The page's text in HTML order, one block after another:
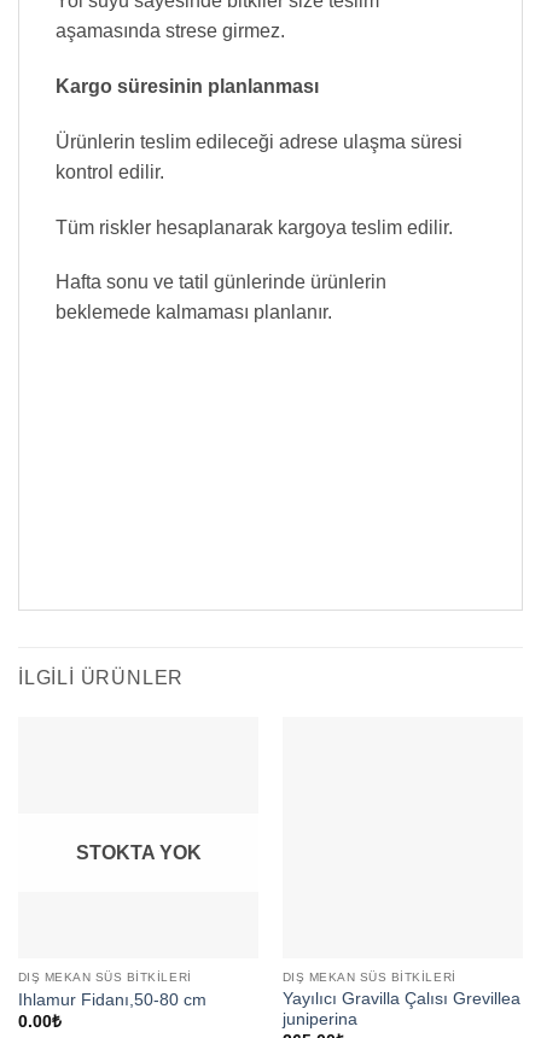
aşamasında strese girmez.
Kargo süresinin planlanması
Ürünlerin teslim edileceği adrese ulaşma süresi
kontrol edilir.
Tüm riskler hesaplanarak kargoya teslim edilir.
Hafta sonu ve tatil günlerinde ürünlerin
beklemede kalmaması planlanır.
İLGILI ÜRÜNLER
STOKTA YOK
DIŞ MEKAN SÜS BITKILERI
Ihlamur Fidanı,50-80 cm
0.00₺
DIŞ MEKAN SÜS BITKILERI
Yayılıcı Gravilla Çalısı Grevillea
juniperina